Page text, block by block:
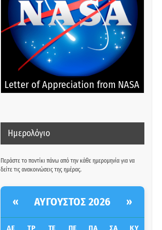
Letter of Appreciation from NASA
Ημερολόγιο
Περάστε το ποντίκι πάνω από την κάθε ημερομηνία για να
δείτε τις ανακοινώσεις της ημέρας.
« ΑΎΓΟΥΣΤΟΣ 2026 »
ΔΕ ΤΡ ΤΕ ΠΕ ΠΑ ΣΑ ΚΥ